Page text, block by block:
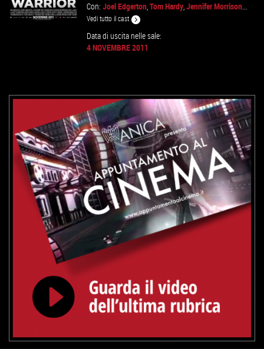
Con:Joel Edgerton,Tom Hardy,Jennifer Morrison...
Vedi tutto il cast
Data di uscita nelle sale:
4 NOVEMBRE 2011